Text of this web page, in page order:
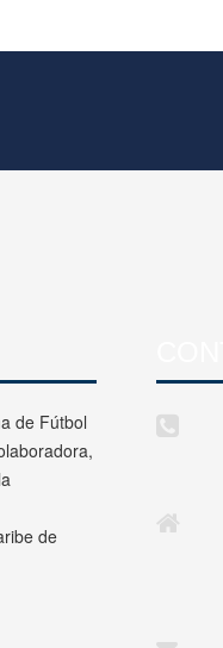
de Fútbol
de